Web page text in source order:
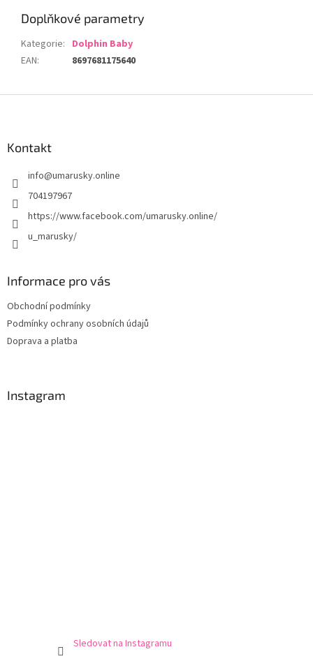
Doplňkové parametry
Kategorie: Dolphin Baby
EAN: 8697681175640
Kontakt
info@umarusky.online
704197967
https://www.facebook.com/umarusky.online/
u_marusky/
Informace pro vás
Obchodní podmínky
Podmínky ochrany osobních údajů
Doprava a platba
Instagram
Sledovat na Instagramu